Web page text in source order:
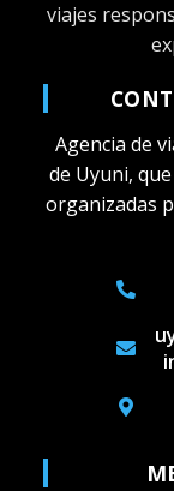
viajes
Agencia de
de Uyuni,
organizadas